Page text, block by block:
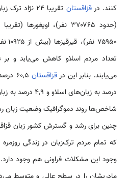
کنند. درقزاقستان
تقریبا ۲۴
تعداد مردم اسلاو کاهش می‌یابد و
می‌یابند. بنابر این درقزاقستان
درصد به زبان‌های
شاخص‌ها روند دموگرافیک وضعیت زبان
چنین برای رشد و گسترش کشور زبان
که تمام مردم ترک‌زبان در زندگی روزمره